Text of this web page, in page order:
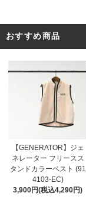
おすすめ商品
【GENERATOR】ジェ
ネレーター フリースス
タンドカラーベスト (91
4103-EC)
3,900円(税込4,290円)